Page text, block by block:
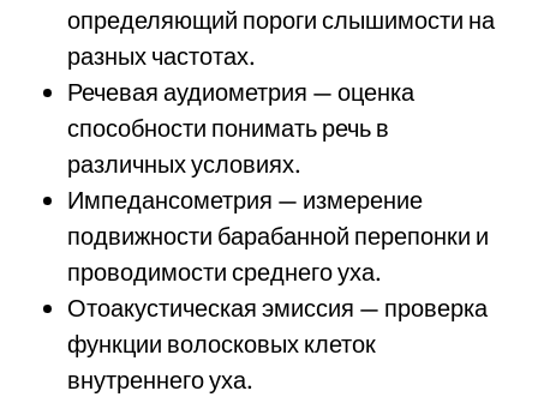
определяющий пороги слышимости на
разных частотах.
Речевая аудиометрия — оценка
способности понимать речь в
различных условиях.
Импедансометрия — измерение
подвижности барабанной перепонки и
проводимости среднего уха.
Отоакустическая эмиссия — проверка
функции волосковых клеток
внутреннего уха.